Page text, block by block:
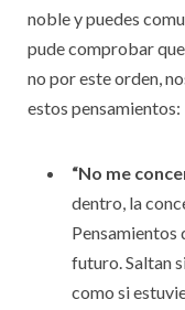
noble y puedes
pude comprobar
no por este orden,
estos pensamientos:
“No me
dentro, la
Pensamientos
futuro. Saltan
como si